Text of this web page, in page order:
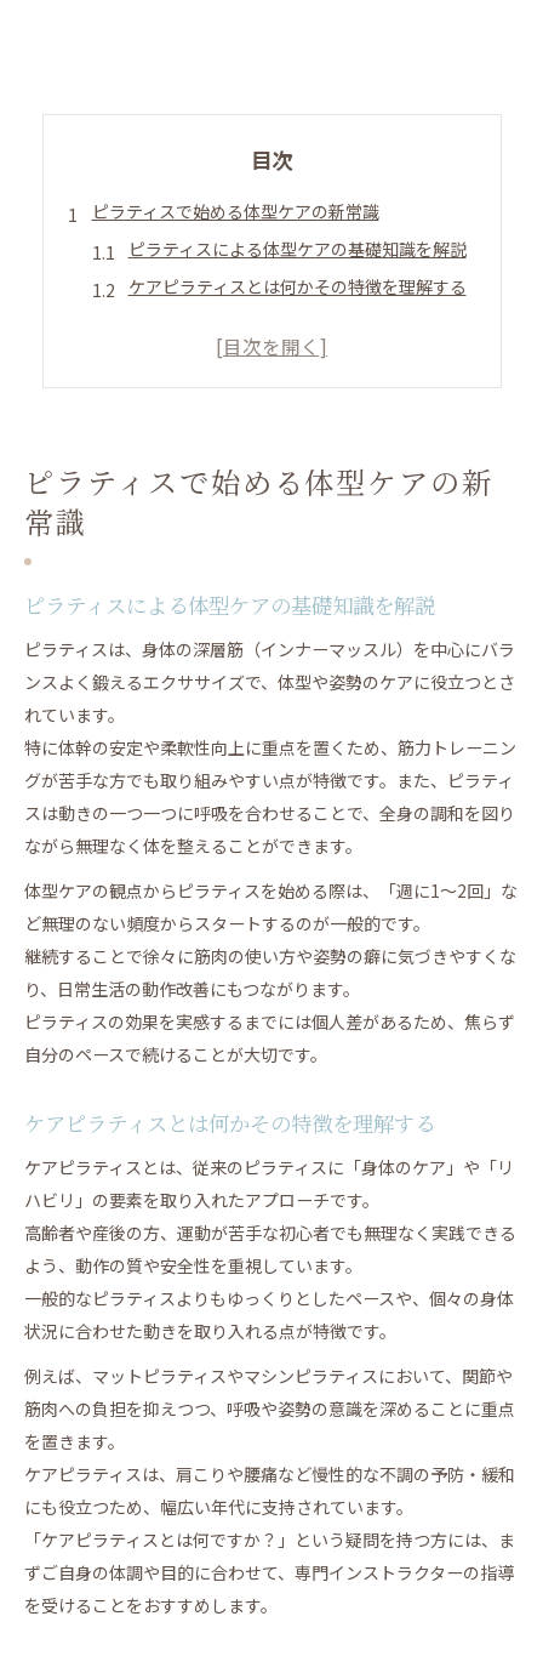
目次
ピラティスで始める体型ケアの新常識
ピラティスによる体型ケアの基礎知識を解説
ケアピラティスとは何かその特徴を理解する
ピラティスで姿勢改善を目指すメリットとは
ピラティス週一は意味ないのか効果を検証
継続による体型や姿勢への影響を実感する
マシンピラティス体験者の声に学ぶ体型変化
マシンピラティス体験で実感した体型変化
マシンピラティスで体型が変わった事例紹介
体験談からわかるピラティスの継続効果
マシンピラティスを続けた人の変化とは
ピラティスで体型が変わったブログの魅力
継続するピラティスが姿勢改善に導く秘訣
ピラティス継続が姿勢改善に与える効果とは
無理なく続けるピラティスの秘訣を紹介
毎日でなくてもピラティスの効果は出る
姿勢改善を目指すピラティスの継続ポイント
無理せず続けるケアで理想の身体を目指す方法
ピラティスで理想の体型を目指す取り組み方
ケアピラティスで変化を実感する続け方とは
自分に合ったピラティス頻度の見極め方
ピラティス継続で心も体もリフレッシュ
毎日でなくてもピラティス効果を高めるコツ
毎日でなくても続くピラティスの効果とは
ピラティスを無理なく継続する頻度の工夫
マシンピラティス月4回効果の実際とポイント
ピラティス効果を高める継続テクニック
ピラティスで始める体型ケアの新
常識
ピラティスによる体型ケアの基礎知識を解説
ピラティスは、身体の深層筋（インナーマッスル）を中心にバラ
ンスよく鍛えるエクササイズで、体型や姿勢のケアに役立つとさ
れています。
特に体幹の安定や柔軟性向上に重点を置くため、筋力トレーニン
グが苦手な方でも取り組みやすい点が特徴です。また、ピラティ
スは動きの一つ一つに呼吸を合わせることで、全身の調和を図り
ながら無理なく体を整えることができます。
体型ケアの観点からピラティスを始める際は、「週に1～2回」な
ど無理のない頻度からスタートするのが一般的です。
継続することで徐々に筋肉の使い方や姿勢の癖に気づきやすくな
り、日常生活の動作改善にもつながります。
ピラティスの効果を実感するまでには個人差があるため、焦らず
自分のペースで続けることが大切です。
ケアピラティスとは何かその特徴を理解する
ケアピラティスとは、従来のピラティスに「身体のケア」や「リ
ハビリ」の要素を取り入れたアプローチです。
高齢者や産後の方、運動が苦手な初心者でも無理なく実践できる
よう、動作の質や安全性を重視しています。
一般的なピラティスよりもゆっくりとしたペースや、個々の身体
状況に合わせた動きを取り入れる点が特徴です。
例えば、マットピラティスやマシンピラティスにおいて、関節や
筋肉への負担を抑えつつ、呼吸や姿勢の意識を深めることに重点
を置きます。
ケアピラティスは、肩こりや腰痛など慢性的な不調の予防・緩和
にも役立つため、幅広い年代に支持されています。
「ケアピラティスとは何ですか？」という疑問を持つ方には、ま
ずご自身の体調や目的に合わせて、専門インストラクターの指導
を受けることをおすすめします。